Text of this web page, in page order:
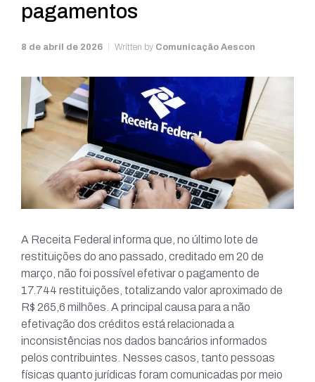
pagamentos
8 de abril de 2026 Written by Comunicação Aescon
A Receita Federal informa que, no último lote de
restituições do ano passado, creditado em 20 de
março, não foi possível efetivar o pagamento de
17.744 restituições, totalizando valor aproximado de
R$ 265,6 milhões. A principal causa para a não
efetivação dos créditos está relacionada a
inconsistências nos dados bancários informados
pelos contribuintes. Nesses casos, tanto pessoas
físicas quanto jurídicas foram comunicadas por meio